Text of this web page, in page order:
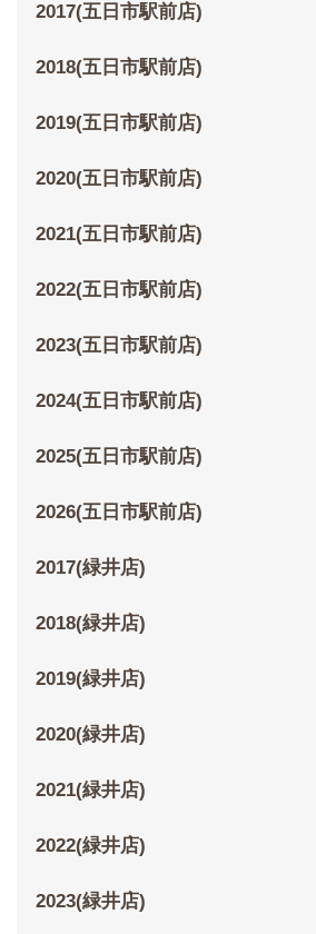
2017(五日市駅前店)
2018(五日市駅前店)
2019(五日市駅前店)
2020(五日市駅前店)
2021(五日市駅前店)
2022(五日市駅前店)
2023(五日市駅前店)
2024(五日市駅前店)
2025(五日市駅前店)
2026(五日市駅前店)
2017(緑井店)
2018(緑井店)
2019(緑井店)
2020(緑井店)
2021(緑井店)
2022(緑井店)
2023(緑井店)